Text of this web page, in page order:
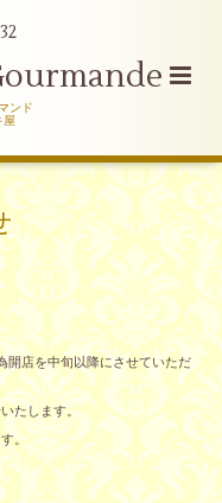
ンド
屋
開店を中旬以降にさせていただ
たします。
。